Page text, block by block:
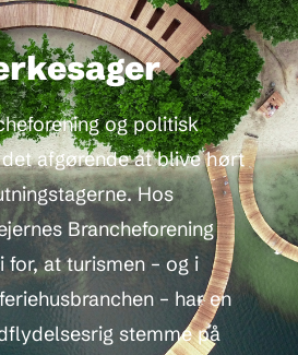
og politisk
afgørende at blive hørt
Hos
Brancheforening
for, at turismen – og i
– har en
stemme på